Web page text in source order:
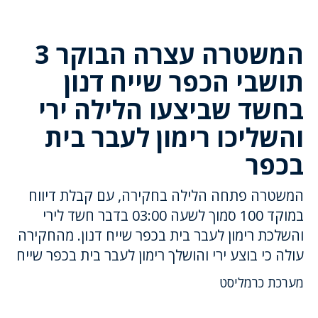
המשטרה עצרה הבוקר 3
תושבי הכפר שייח דנון
בחשד שביצעו הלילה ירי
והשליכו רימון לעבר בית
בכפר
המשטרה פתחה הלילה בחקירה, עם קבלת דיווח
במוקד 100 סמוך לשעה 03:00 בדבר חשד לירי
והשלכת רימון לעבר בית בכפר שייח דנון. מהחקירה
עולה כי בוצע ירי והושלך רימון לעבר בית בכפר שייח
מערכת כרמליסט